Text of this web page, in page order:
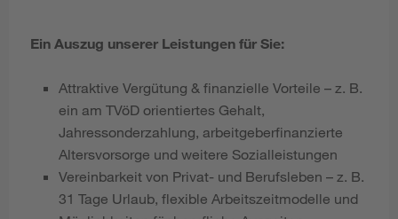
Ein Auszug unserer Leistungen für Sie:
Attraktive Vergütung & finanzielle Vorteile – z. B.
ein am TVöD orientiertes Gehalt,
Jahressonderzahlung, arbeitgeberfinanzierte
Altersvorsorge und weitere Sozialleistungen
Vereinbarkeit von Privat- und Berufsleben – z. B.
31 Tage Urlaub, flexible Arbeitszeitmodelle und